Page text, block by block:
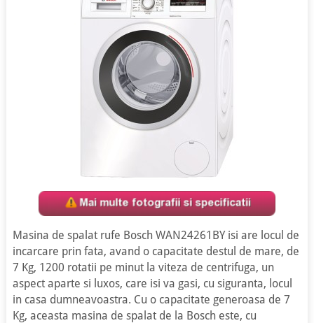
Masina de spalat rufe Bosch WAN24261BY isi are locul de
incarcare prin fata, avand o capacitate destul de mare, de
7 Kg, 1200 rotatii pe minut la viteza de centrifuga, un
aspect aparte si luxos, care isi va gasi, cu siguranta, locul
in casa dumneavoastra. Cu o capacitate generoasa de 7
Kg, aceasta masina de spalat de la Bosch este, cu